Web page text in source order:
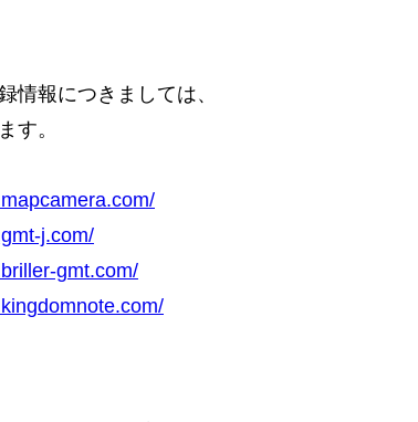
情報につきましては、
す。
j.com/
gmt.com/